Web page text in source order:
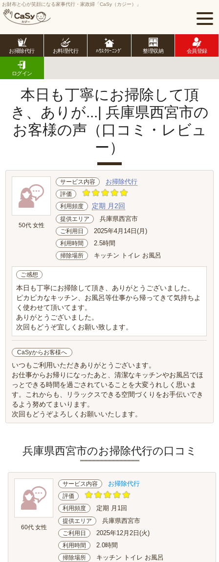
お財布と心が笑顔になる家事代行・家政婦「CaSy（カジー）」
お掃除代行 お料理代行 ﾊｳｽｸﾘｰﾆﾝｸﾞ 整理収納 会員登録
ログイン
CaSy TOP
お客様の声･口コミ詳細
本日も丁寧にお掃除して頂
き、ありが...| 兵庫県西宮市の
お客様の声（口コミ・レビュ
ー）
50代 女性
サービス内容 お掃除代行
評価
利用頻度
定期 月2回
提供エリア 兵庫県西宮市
ご利用日 2025年4月14日(月)
利用時間 2.5時間
掃除場所 キッチン トイレ お風呂
ご感想
本日も丁寧にお掃除して頂き、ありがとうございました。
ピカピカなキッチン、お風呂等仕事から帰ってきて気持ちよ
く使わせて頂いてます。
ありがとうございました。
次回もどうぞ宜しくお願い致します。
CaSyからお客様へ
いつもご利用いただきありがとうございます。
お仕事からお帰りになったあと、清潔なキッチンやお風呂でほ
っとできる時間を過ごされていることを大変うれしく思いま
す。これからも、リラックスできる空間づくりをお手伝いでき
るよう努めてまいります。
次回もどうぞよろしくお願いいたします。
兵庫県西宮市のお掃除代行の口コミ
60代 女性
サービス内容 お掃除代行
評価
利用頻度
定期 月1回
提供エリア 兵庫県西宮市
ご利用日 2025年12月2日(火)
利用時間 2.0時間
掃除場所 キッチン トイレ お風呂